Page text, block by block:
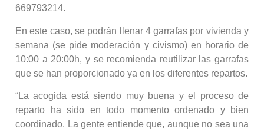
669793214.
En este caso, se podrán llenar 4 garrafas por vivienda y
semana (se pide moderación y civismo) en horario de
10:00 a 20:00h, y se recomienda reutilizar las garrafas
que se han proporcionado ya en los diferentes repartos.
“La acogida está siendo muy buena y el proceso de
reparto ha sido en todo momento ordenado y bien
coordinado. La gente entiende que, aunque no sea una